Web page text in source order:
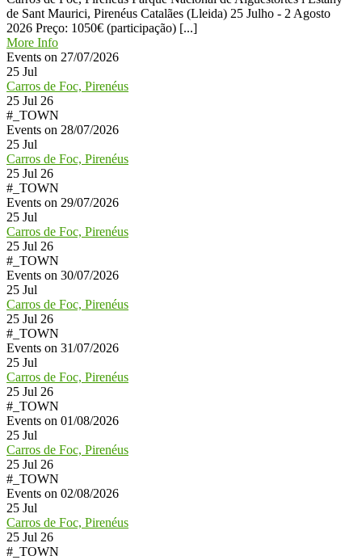
de Sant Maurici, Pirenéus Catalães (Lleida) 25 Julho - 2 Agosto
2026 Preço: 1050€ (participação) [...]
More Info
Events on 27/07/2026
25 Jul
Carros de Foc, Pirenéus
25 Jul 26
#_TOWN
Events on 28/07/2026
25 Jul
Carros de Foc, Pirenéus
25 Jul 26
#_TOWN
Events on 29/07/2026
25 Jul
Carros de Foc, Pirenéus
25 Jul 26
#_TOWN
Events on 30/07/2026
25 Jul
Carros de Foc, Pirenéus
25 Jul 26
#_TOWN
Events on 31/07/2026
25 Jul
Carros de Foc, Pirenéus
25 Jul 26
#_TOWN
Events on 01/08/2026
25 Jul
Carros de Foc, Pirenéus
25 Jul 26
#_TOWN
Events on 02/08/2026
25 Jul
Carros de Foc, Pirenéus
25 Jul 26
#_TOWN